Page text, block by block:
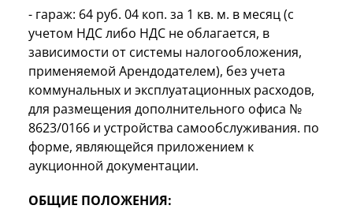
- гараж: 64 руб. 04 коп. за 1 кв. м. в месяц (с
учетом НДС либо НДС не облагается, в
зависимости от системы налогообложения,
применяемой Арендодателем), без учета
коммунальных и эксплуатационных расходов,
для размещения дополнительного офиса №
8623/0166 и устройства самообслуживания. по
форме, являющейся приложением к
аукционной документации.
ОБЩИЕ ПОЛОЖЕНИЯ: